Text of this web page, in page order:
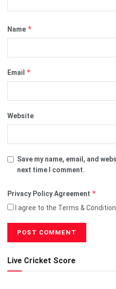
Name *
Email *
Website
Save my name, email, and
next time I comment.
Privacy Policy Agreement *
I agree to the Terms &
Live Cricket Score